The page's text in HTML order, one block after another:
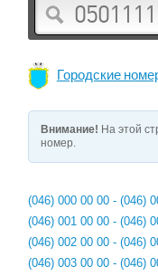
Городские
Внимание! На этой
номер.
(046) 000 00 00 - (046)
(046) 001 00 00 - (046)
(046) 002 00 00 - (046)
(046) 003 00 00 - (046)